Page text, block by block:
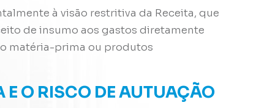
à visão restritiva da Receita, que
de insumo aos gastos diretamente
matéria-prima ou produtos
O RISCO DE AUTUAÇÃO